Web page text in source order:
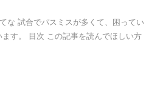
な 試合でパスミスが多くて、困ってい
す。 目次 この記事を読んでほしい方